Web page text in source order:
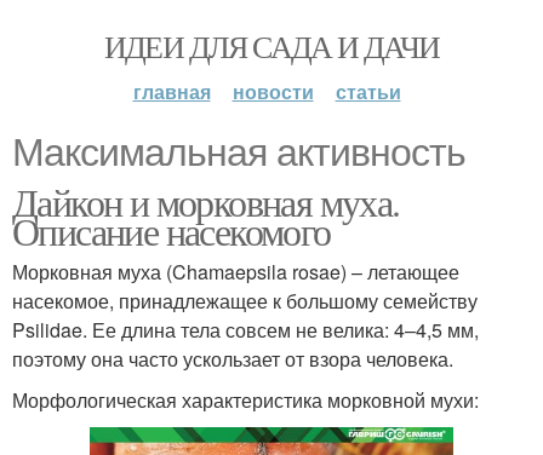
ИДЕИ ДЛЯ САДА И ДАЧИ
главная новости статьи
Максимальная активность
Дайкон и морковная муха.
Описание насекомого
Морковная муха (Chamaepsila rosae) – летающее
насекомое, принадлежащее к большому семейству
Psilidae. Ее длина тела совсем не велика: 4–4,5 мм,
поэтому она часто ускользает от взора человека.
Морфологическая характеристика морковной мухи: